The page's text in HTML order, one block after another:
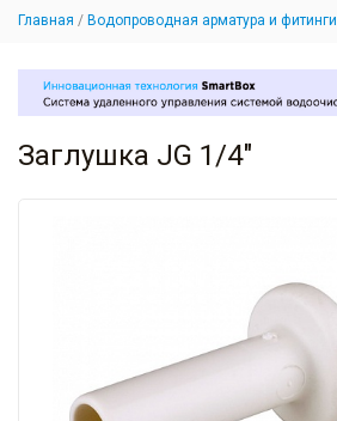
Главная Водопроводная арматура и фитинги
Заглушка JG 1/4"